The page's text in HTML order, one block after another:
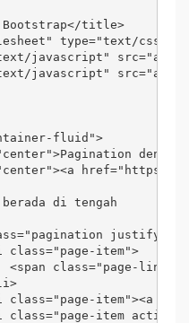
title>
type="text/css"
javascript"
javascript"
fluid">
dengan
di tengah
justify-
class="page-item">
<span class="page-
class="page-item"><a
class="page-item